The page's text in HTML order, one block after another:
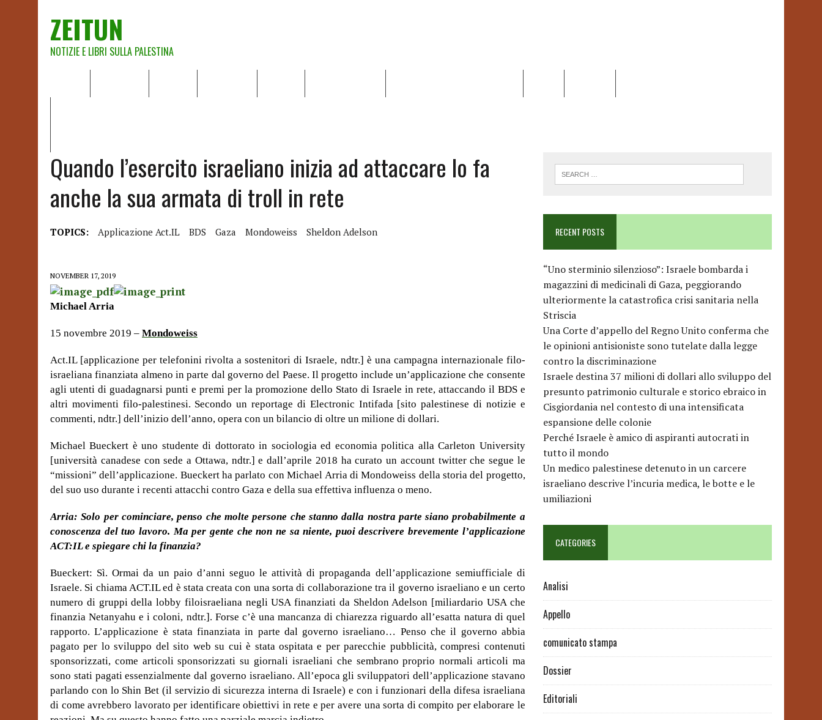
ZEITUN
NOTIZIE E LIBRI SULLA PALESTINA
Quando l’esercito israeliano inizia ad attaccare lo fa
anche la sua armata di troll in rete
TOPICS: Applicazione Act.IL BDS Gaza Mondoweiss Sheldon Adelson
NOVEMBER 17, 2019
Michael Arria
15 novembre 2019 – Mondoweiss
Act.IL [applicazione per telefonini rivolta a sostenitori di Israele, ndtr.] è una campagna internazionale filo-
israeliana finanziata almeno in parte dal governo del Paese. Il progetto include un’applicazione che consente
agli utenti di guadagnarsi punti e premi per la promozione dello Stato di Israele in rete, attaccando il BDS e
altri movimenti filo-palestinesi. Secondo un reportage di Electronic Intifada [sito palestinese di notizie e
commenti, ndtr.] dell’inizio dell’anno, opera con un bilancio di oltre un milione di dollari.
Michael Bueckert è uno studente di dottorato in sociologia ed economia politica alla Carleton University
[università canadese con sede a Ottawa, ndtr.] e dall’aprile 2018 ha curato un account twitter che segue le
“missioni” dell’applicazione. Bueckert ha parlato con Michael Arria di Mondoweiss della storia del progetto,
del suo uso durante i recenti attacchi contro Gaza e della sua effettiva influenza o meno.
Arria: Solo per cominciare, penso che molte persone che stanno dalla nostra parte siano probabilmente a
conoscenza del tuo lavoro. Ma per gente che non ne sa niente, puoi descrivere brevemente l’applicazione
ACT:IL e spiegare chi la finanzia?
Bueckert: Sì. Ormai da un paio d’anni seguo le attività di propaganda dell’applicazione semiufficiale di
Israele. Si chiama ACT.IL ed è stata creata con una sorta di collaborazione tra il governo israeliano e un certo
numero di gruppi della lobby filoisraeliana negli USA finanziati da Sheldon Adelson [miliardario USA che
finanzia Netanyahu e i coloni, ndtr.]. Forse c’è una mancanza di chiarezza riguardo all’esatta natura di quel
rapporto. L’applicazione è stata finanziata in parte dal governo israeliano… Penso che il governo abbia
pagato per lo sviluppo del sito web su cui è stata ospitata e per parecchie pubblicità, compresi contenuti
sponsorizzati, come articoli sponsorizzati su giornali israeliani che sembrano proprio normali articoli ma
sono stati pagati essenzialmente dal governo israeliano. All’epoca gli sviluppatori dell’applicazione stavano
parlando con lo Shin Bet (il servizio di sicurezza interna di Israele) e con i funzionari della difesa israeliana
di come avrebbero lavorato per identificare obiettivi in rete e per avere una sorta di compito per elaborare le
RECENT POSTS
“Uno sterminio silenzioso”: Israele bombarda i
magazzini di medicinali di Gaza, peggiorando
ulteriormente la catastrofica crisi sanitaria nella
Striscia
Una Corte d’appello del Regno Unito conferma che
le opinioni antisioniste sono tutelate dalla legge
contro la discriminazione
Israele destina 37 milioni di dollari allo sviluppo del
presunto patrimonio culturale e storico ebraico in
Cisgiordania nel contesto di una intensificata
espansione delle colonie
Perché Israele è amico di aspiranti autocrati in
tutto il mondo
Un medico palestinese detenuto in un carcere
israeliano descrive l’incuria medica, le botte e le
umiliazioni
CATEGORIES
Analisi
Appello
comunicato stampa
Dossier
Editoriali